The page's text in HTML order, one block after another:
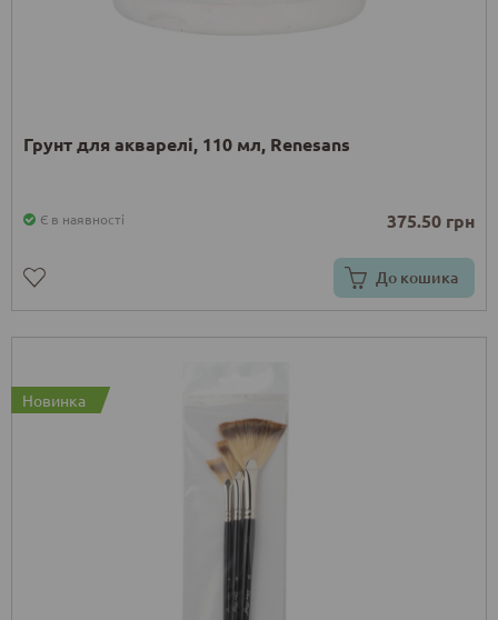
Грунт для акварелі, 110 мл, Renesans
Є в наявності 375.50 грн
До кошика
Новинка